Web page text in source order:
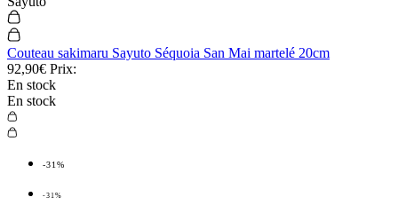
Couteau sakimaru Sayuto Séquoia San Mai martelé 20cm
92,90€ Prix:
En stock
En stock
-31%
-31%